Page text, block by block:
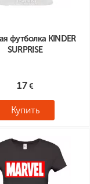
футболка KINDER
SURPRISE
17
Купить